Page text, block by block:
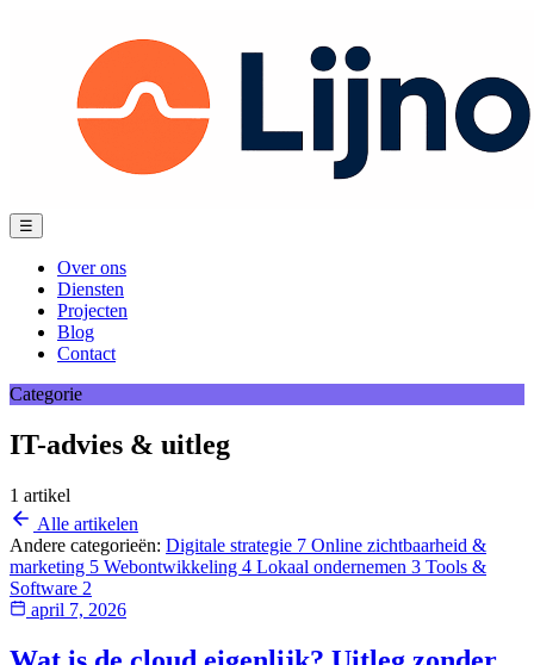
Menu
☰
Over ons
Diensten
Projecten
Blog
Contact
Categorie
IT-advies & uitleg
1 artikel
Alle artikelen
Andere categorieën: Digitale strategie 7 Online zichtbaarheid &
marketing 5 Webontwikkeling 4 Lokaal ondernemen 3 Tools &
Software 2
april 7, 2026